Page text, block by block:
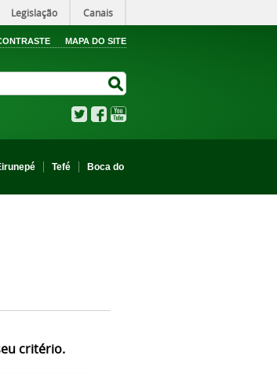
Legislação Canais
MAPA DO SITE
TwitterFacebook
Tefé
Boca do
critério.